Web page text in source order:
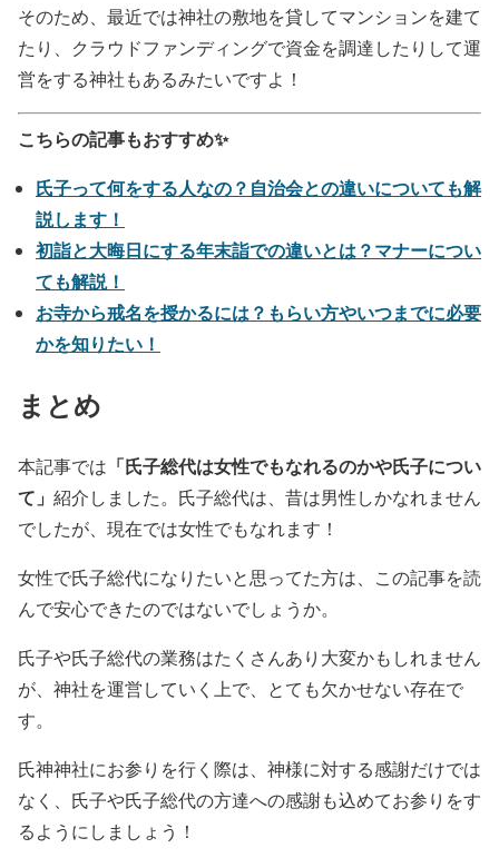
そのため、最近では神社の敷地を貸してマンションを建て
たり、クラウドファンディングで資金を調達したりして運
営をする神社もあるみたいですよ！
こちらの記事もおすすめ✨
氏子って何をする人なの？自治会との違いについても解
説します！
初詣と大晦日にする年末詣での違いとは？マナーについ
ても解説！
お寺から戒名を授かるには？もらい方やいつまでに必要
かを知りたい！
まとめ
本記事では 「氏子総代は女性でもなれるのかや氏子につい
て」 紹介しました。氏子総代は、昔は男性しかなれません
でしたが、現在では女性でもなれます！
女性で氏子総代になりたいと思ってた方は、この記事を読
んで安心できたのではないでしょうか。
氏子や氏子総代の業務はたくさんあり大変かもしれません
が、神社を運営していく上で、とても欠かせない存在で
す。
氏神神社にお参りを行く際は、神様に対する感謝だけでは
なく、氏子や氏子総代の方達への感謝も込めてお参りをす
るようにしましょう！